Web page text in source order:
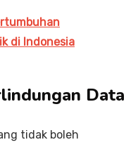
di Indonesia
Data
tidak boleh